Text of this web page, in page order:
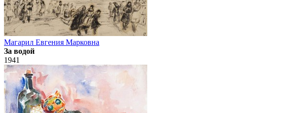
Магарил Евгения Марковна
За водой
1941